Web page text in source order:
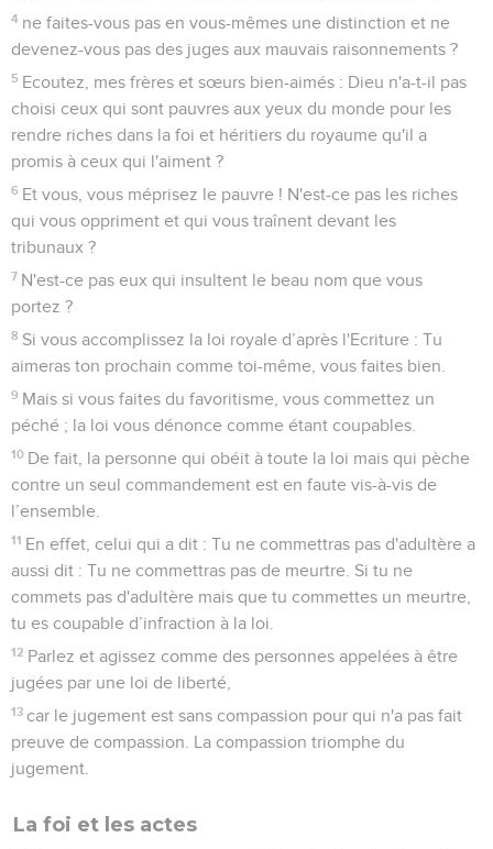
4 ne faites-vous pas en vous-mêmes une distinction et ne
devenez-vous pas des juges aux mauvais raisonnements ?
5 Ecoutez, mes frères et sœurs bien-aimés : Dieu n'a-t-il pas
choisi ceux qui sont pauvres aux yeux du monde pour les
rendre riches dans la foi et héritiers du royaume qu'il a
promis à ceux qui l'aiment ?
6 Et vous, vous méprisez le pauvre ! N'est-ce pas les riches
qui vous oppriment et qui vous traînent devant les
tribunaux ?
7 N'est-ce pas eux qui insultent le beau nom que vous
portez ?
8 Si vous accomplissez la loi royale d’après l'Ecriture : Tu
aimeras ton prochain comme toi-même, vous faites bien.
9 Mais si vous faites du favoritisme, vous commettez un
péché ; la loi vous dénonce comme étant coupables.
10 De fait, la personne qui obéit à toute la loi mais qui pèche
contre un seul commandement est en faute vis-à-vis de
l’ensemble.
11 En effet, celui qui a dit : Tu ne commettras pas d'adultère a
aussi dit : Tu ne commettras pas de meurtre. Si tu ne
commets pas d'adultère mais que tu commettes un meurtre,
tu es coupable d’infraction à la loi.
12 Parlez et agissez comme des personnes appelées à être
jugées par une loi de liberté,
13 car le jugement est sans compassion pour qui n'a pas fait
preuve de compassion. La compassion triomphe du
jugement.
La foi et les actes